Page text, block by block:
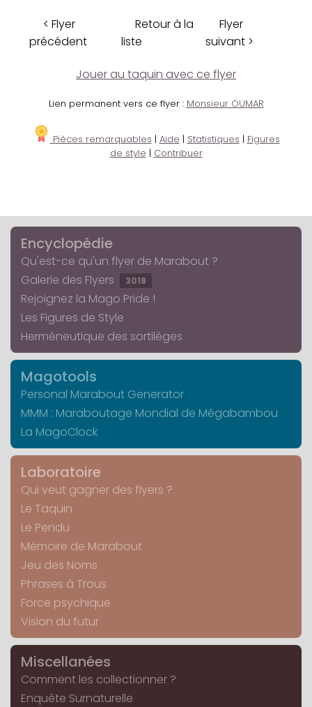
< Flyer
précédent
Retour à la
liste
Flyer
suivant >
Jouer au taquin avec ce flyer
Lien permanent vers ce flyer : Monsieur OUMAR
Pièces remarquables | Aide | Statistiques | Figures
de style | Contribuer
Encyclopédie
Qu'est-ce qu'un flyer de Marabout ?
Galerie des Flyers
3018
Rejoignez la Mago Pride !
Les Figures de Style
Herméneutique des sortilèges
Magotools
Personal Marabout Generator
MMM : Maraboutage Mondial de Mégabambou
La MagoClock
Laboratoire
Qui veut gagner des flyers ?
Le Taquin
Le Pendu
Mémoire de Marabout
Jeu des Noms
Phrases à Trous
Force psychique
Vision du futur
Miscellanées
Comment les collectionner ?
Enquête Surnaturelle